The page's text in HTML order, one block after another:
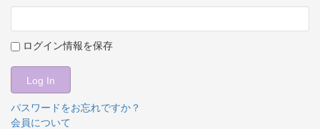
ログイン情報を保存
パスワードをお忘れですか？
会員について